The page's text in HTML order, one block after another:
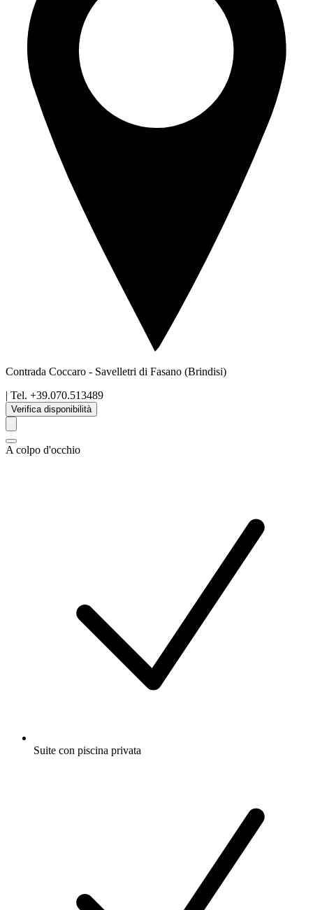
Contrada Coccaro - Savelletri di Fasano (Brindisi)
| Tel. +39.070.513489
Verifica disponibilità
A colpo d'occhio
Suite con piscina privata